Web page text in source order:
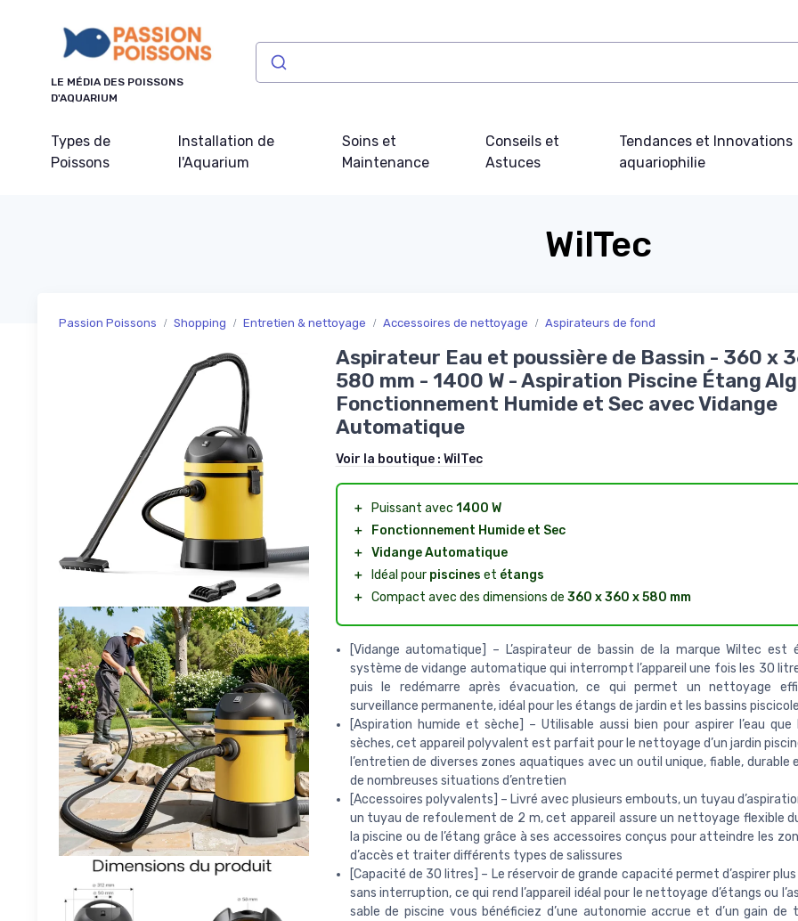
LE MÉDIA DES POISSONS
D'AQUARIUM
Types de
Poissons
Installation de
l'Aquarium
Soins et
Maintenance
Conseils et
Astuces
Tendances et Innovations
aquariophilie
WilTec
Passion Poissons Shopping Entretien & nettoyage Accessoires de nettoyage Aspirateurs de fond
Aspirateur Eau et poussière de Bassin - 360 x
580 mm - 1400 W - Aspiration Piscine Étang
Fonctionnement Humide et Sec avec Vidange
Automatique
Voir la boutique : WilTec
＋ Puissant avec 1400 W
＋
Fonctionnement Humide et Sec
＋ Vidange Automatique
＋
Idéal pour piscines et étangs
＋ Compact avec des dimensions de 360 x 360 x 580 mm
[Vidange automatique] – L’aspirateur de bassin de la marque Wiltec est
système de vidange automatique qui interrompt l’appareil une fois les 30
puis le redémarre après évacuation, ce qui permet un nettoyage
surveillance permanente, idéal pour les étangs de jardin et les bassins
[Aspiration humide et sèche] – Utilisable aussi bien pour aspirer l’eau que
sèches, cet appareil polyvalent est parfait pour le nettoyage d’un jardin
l’entretien de diverses zones aquatiques avec un outil unique, fiable, durable
de nombreuses situations d’entretien
[Accessoires polyvalents] – Livré avec plusieurs embouts, un tuyau
un tuyau de refoulement de 2 m, cet appareil assure un nettoyage flexible
la piscine ou de l’étang grâce à ses accessoires conçus pour atteindre les
d’accès et traiter différents types de salissures
[Capacité de 30 litres] – Le réservoir de grande capacité permet d’aspirer
sans interruption, ce qui rend l’appareil idéal pour le nettoyage d’étangs ou
sable de piscine vous bénéficiez d’une autonomie accrue et d’un gain de